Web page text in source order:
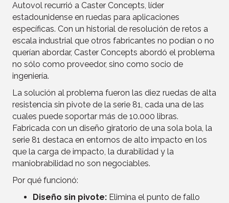
Autovol recurrió a Caster Concepts, líder
estadounidense en ruedas para aplicaciones
específicas. Con un historial de resolución de retos a
escala industrial que otros fabricantes no podían o no
querían abordar, Caster Concepts abordó el problema
no sólo como proveedor, sino como socio de
ingeniería.
La solución al problema fueron las diez ruedas de alta
resistencia sin pivote de la serie 81, cada una de las
cuales puede soportar más de 10.000 libras.
Fabricada con un diseño giratorio de una sola bola, la
serie 81 destaca en entornos de alto impacto en los
que la carga de impacto, la durabilidad y la
maniobrabilidad no son negociables.
Por qué funcionó:
Diseño sin pivote: Elimina el punto de fallo